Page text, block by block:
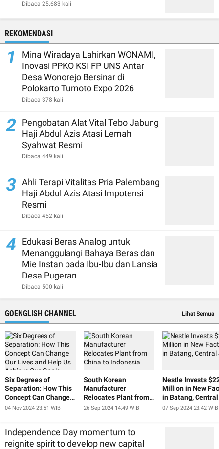
Dibaca 25.683 kali
REKOMENDASI
1
Mina Wiradaya Lahirkan WONAMI,
Inovasi PPKO KSI FP UNS Antar
Desa Wonorejo Bersinar di
Polokarto Tumoto Expo 2026
Dibaca 378 kali
2
Pengobatan Alat Vital Tebo Jabung
Haji Abdul Azis Atasi Lemah
Syahwat Resmi
Dibaca 449 kali
3 Ahli Terapi Vitalitas Pria Palembang
Haji Abdul Azis Atasi Impotensi
Resmi
Dibaca 452 kali
4
Edukasi Beras Analog untuk
Menanggulangi Bahaya Beras dan
Mie Instan pada Ibu-Ibu dan Lansia
Desa Pugeran
Dibaca 500 kali
GOENGLISH CHANNEL Lihat Semua
Six Degrees of
Separation: How This
Concept Can Change
Our Lives and Help Us
04 Nov 2024 23:51 WIB
South Korean
Manufacturer
Relocates Plant from
China to Indonesia
26 Sep 2024 14:49 WIB
Nestle Invests
Million in New
in Batang, Central
Java
07 Sep 2024 23:42 WIB
Independence Day momentum to
reignite spirit to develop new capital